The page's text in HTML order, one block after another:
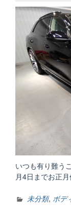
いつも有り難う
月4日までお正
未分類, ボデ